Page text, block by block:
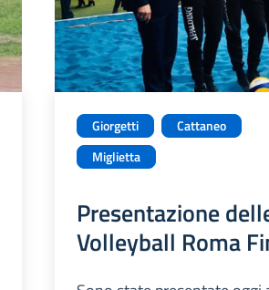
Giorgetti
Cattaneo
Miglietta
Presentazione
Volleyball Roma